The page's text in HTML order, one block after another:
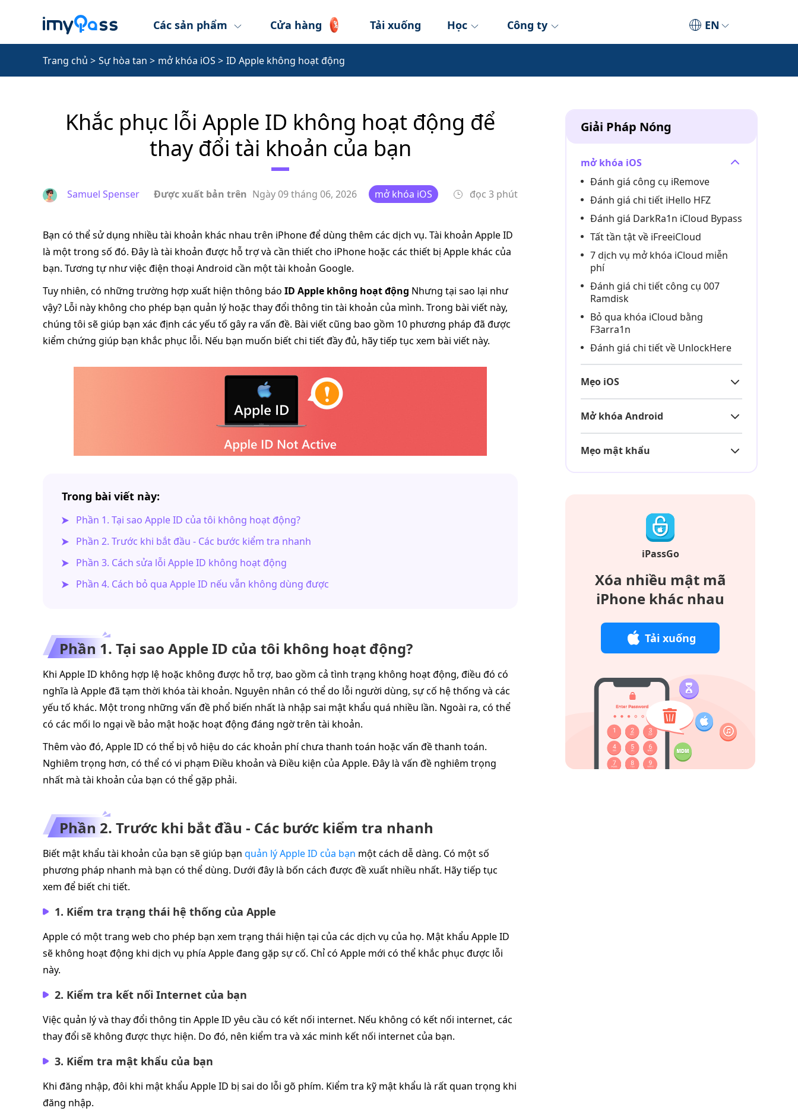
EN
Các sản phẩm Cửa hàng Tải xuống Học Công ty
Trang chủ > Sự hòa tan > mở khóa iOS > ID Apple không hoạt động
Khắc phục lỗi Apple ID không hoạt động để
thay đổi tài khoản của bạn
Samuel Spenser Được xuất bản trên Ngày 09 tháng 06, 2026 mở khóa iOS đọc 3 phút
Bạn có thể sử dụng nhiều tài khoản khác nhau trên iPhone để dùng thêm các dịch vụ. Tài khoản Apple ID
là một trong số đó. Đây là tài khoản được hỗ trợ và cần thiết cho iPhone hoặc các thiết bị Apple khác của
bạn. Tương tự như việc điện thoại Android cần một tài khoản Google.
Tuy nhiên, có những trường hợp xuất hiện thông báo ID Apple không hoạt động Nhưng tại sao lại như
vậy? Lỗi này không cho phép bạn quản lý hoặc thay đổi thông tin tài khoản của mình. Trong bài viết này,
chúng tôi sẽ giúp bạn xác định các yếu tố gây ra vấn đề. Bài viết cũng bao gồm 10 phương pháp đã được
kiểm chứng giúp bạn khắc phục lỗi. Nếu bạn muốn biết chi tiết đầy đủ, hãy tiếp tục xem bài viết này.
Trong bài viết này:
Phần 1. Tại sao Apple ID của tôi không hoạt động?
Phần 2. Trước khi bắt đầu - Các bước kiểm tra nhanh
Phần 3. Cách sửa lỗi Apple ID không hoạt động
Phần 4. Cách bỏ qua Apple ID nếu vẫn không dùng được
Phần 1. Tại sao Apple ID của tôi không hoạt động?
Khi Apple ID không hợp lệ hoặc không được hỗ trợ, bao gồm cả tình trạng không hoạt động, điều đó có
nghĩa là Apple đã tạm thời khóa tài khoản. Nguyên nhân có thể do lỗi người dùng, sự cố hệ thống và các
yếu tố khác. Một trong những vấn đề phổ biến nhất là nhập sai mật khẩu quá nhiều lần. Ngoài ra, có thể
có các mối lo ngại về bảo mật hoặc hoạt động đáng ngờ trên tài khoản.
Thêm vào đó, Apple ID có thể bị vô hiệu do các khoản phí chưa thanh toán hoặc vấn đề thanh toán.
Nghiêm trọng hơn, có thể có vi phạm Điều khoản và Điều kiện của Apple. Đây là vấn đề nghiêm trọng
nhất mà tài khoản của bạn có thể gặp phải.
Phần 2. Trước khi bắt đầu - Các bước kiểm tra nhanh
Biết mật khẩu tài khoản của bạn sẽ giúp bạn quản lý Apple ID của bạn một cách dễ dàng. Có một số
phương pháp nhanh mà bạn có thể dùng. Dưới đây là bốn cách được đề xuất nhiều nhất. Hãy tiếp tục
xem để biết chi tiết.
1. Kiểm tra trạng thái hệ thống của Apple
Apple có một trang web cho phép bạn xem trạng thái hiện tại của các dịch vụ của họ. Mật khẩu Apple ID
sẽ không hoạt động khi dịch vụ phía Apple đang gặp sự cố. Chỉ có Apple mới có thể khắc phục được lỗi
này.
2. Kiểm tra kết nối Internet của bạn
Việc quản lý và thay đổi thông tin Apple ID yêu cầu có kết nối internet. Nếu không có kết nối internet, các
thay đổi sẽ không được thực hiện. Do đó, nên kiểm tra và xác minh kết nối internet của bạn.
3. Kiểm tra mật khẩu của bạn
Khi đăng nhập, đôi khi mật khẩu Apple ID bị sai do lỗi gõ phím. Kiểm tra kỹ mật khẩu là rất quan trọng khi
đăng nhập.
Giải Pháp Nóng
mở khóa iOS
Đánh giá công cụ iRemove
Đánh giá chi tiết iHello HFZ
Đánh giá DarkRa1n iCloud Bypass
Tất tần tật về iFreeiCloud
7 dịch vụ mở khóa iCloud miễn
phí
Đánh giá chi tiết công cụ 007
Ramdisk
Bỏ qua khóa iCloud bằng
F3arra1n
Đánh giá chi tiết về UnlockHere
Mẹo iOS
Mở khóa Android
Mẹo mật khẩu
iPassGo
Xóa nhiều mật mã
iPhone khác nhau
Tải xuống